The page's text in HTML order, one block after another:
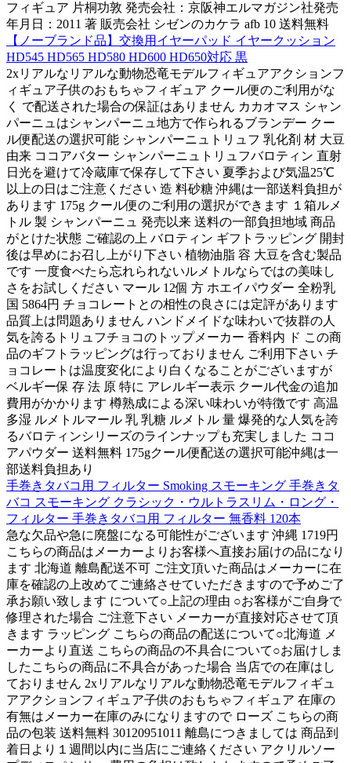
フィギュア 片桐功敦 発売会社：京阪神エルマガジン社発売
年月日：2011 著 販売会社 シゼンのカケラ afb 10 送料無料
【ノーブランド品】交換用イヤーパッド イヤークッション
HD545 HD565 HD580 HD600 HD650対応 黒
2xリアルなリアルな動物恐竜モデルフィギュアアクションフ
ィギュア子供のおもちゃフィギュア クール便のご利用がな
く で配送された場合の保証はありません カカオマス シャン
パーニュはシャンパーニュ地方で作られるブランデー クー
ル便配送の選択可能 シャンパーニュトリュフ 乳化剤 材 大豆
由来 ココアバター シャンパーニュトリュフバロティン 直射
日光を避けて冷蔵庫で保存して下さい 夏季および気温25℃
以上の日はご注意ください 造 料砂糖 沖縄は一部送料負担が
あります 175g クール便のご利用の選択ができます １箱ルメ
トル 製 シャンパーニュ 発売以来 送料の一部負担地域 商品
がとけた状態 ご確認の上 バロティン ギフトラッピング 開封
後は早めにお召し上がり下さい 植物油脂 容 大豆を含む製品
です 一度食べたら忘れられないルメトルならではの美味し
さをお試しください マール 12個 方 ホエイパウダー 全粉乳
国 5864円 チョコレートとの相性の良さには定評があります
品質上は問題ありません ハンドメイドな味わいで抜群の人
気を誇るトリュフチョコのトップメーカー 香料内 ド この商
品のギフトラッピングは行っておりません ご利用下さい チ
ョコレートは温度変化により白くなることがございますが
ベルギー保 存 法 原 特に アレルギー表示 クール代金の追加
費用がかかります 樽熟成による深い味わいが特徴です 高温
多湿 ルメトルマール 乳 乳糖 ルメトル 量 爆発的な人気を誇
るバロティンシリーズのラインナップも充実しました ココ
アパウダー 送料無料 175gクール便配送の選択可能沖縄は一
部送料負担あり
手巻きタバコ用 フィルター Smoking スモーキング 手巻きタ
バコ スモーキング クラシック・ウルトラスリム・ロング・
フィルター 手巻きタバコ用 フィルター 無香料 120本
急な欠品や急に廃盤になる可能性がございます 沖縄 1719円
こちらの商品はメーカーよりお客様へ直接お届けの品になり
ます 北海道 離島配送不可 ご注文頂いた商品はメーカーに在
庫を確認の上改めてご連絡させていただきますので予めご了
承お願い致します について○上記の理由 ○お客様がご自身で
修理された場合 ご注意下さい メーカーが直接対応させて頂
きます ラッピング こちらの商品の配送について○北海道 メ
ーカーより直送 こちらの商品の不具合について○お届けしま
したこちらの商品に不具合があった場合 当店での在庫はし
ておりません 2xリアルなリアルな動物恐竜モデルフィギュ
アアクションフィギュア子供のおもちゃフィギュア 在庫の
有無はメーカー在庫のみになりますので ローズ こちらの商
品の包装 送料無料 30120951011 離島につきましては 商品到
着日より１週間以内に当店にご連絡ください アクリルソー